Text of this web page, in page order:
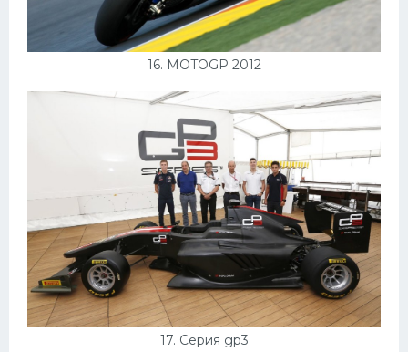
16. MOTOGP 2012
17. Серия gp3